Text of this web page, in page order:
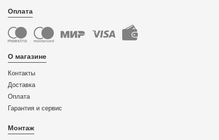
Оплата
О магазине
Контакты
Доставка
Оплата
Гарантия и сервис
Монтаж